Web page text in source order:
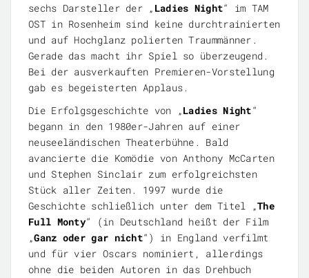
sechs Darsteller der „ Ladies Night“ im TAM
OST in Rosenheim sind keine durchtrainierten
und auf Hochglanz polierten Traummänner.
Gerade das macht ihr Spiel so überzeugend.
Bei der ausverkauften Premieren-Vorstellung
gab es begeisterten Applaus.
Die Erfolgsgeschichte von „Ladies Night“
begann in den 1980er-Jahren auf einer
neuseeländischen Theaterbühne. Bald
avancierte die Komödie von Anthony McCarten
und Stephen Sinclair zum erfolgreichsten
Stück aller Zeiten. 1997 wurde die
Geschichte schließlich unter dem Titel „The
Full Monty“ (in Deutschland heißt der Film
„Ganz oder gar nicht“) in England verfilmt
und für vier Oscars nominiert, allerdings
ohne die beiden Autoren in das Drehbuch